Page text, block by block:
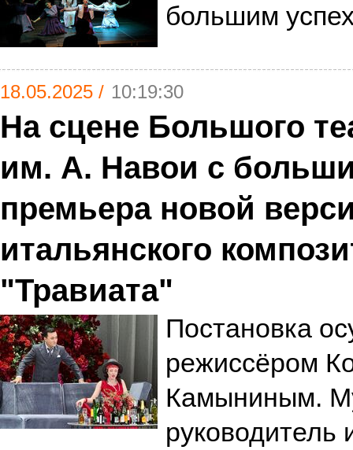
большим
18.05.2025 / 10:19:30
На сцене Большого
им. А. Навои с
премьера новой
итальянского
"Травиата"
Постановка
режиссёром
Камыниным.
руководитель